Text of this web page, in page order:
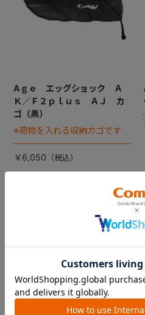
Aｇｅ エッグショック Ａ
Ｋ／Ｆ２ｐｌｕｓ ＡＪ カ
ゴ（黒）
※荷物を入れる収納カゴです
￥6,050